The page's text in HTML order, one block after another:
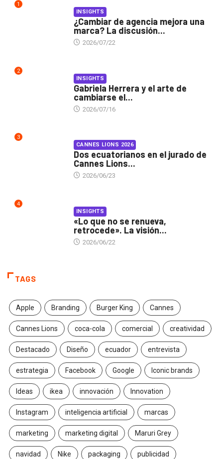
1
INSIGHTS
¿Cambiar de agencia mejora una
marca? La discusión...
2026/07/22
2
INSIGHTS
Gabriela Herrera y el arte de
cambiarse el...
2026/07/16
3
CANNES LIONS 2026
Dos ecuatorianos en el jurado de
Cannes Lions...
2026/06/23
4
INSIGHTS
«Lo que no se renueva,
retrocede». La visión...
2026/06/22
TAGS
Apple Branding Burger King Cannes
Cannes Lions coca-cola comercial creatividad
Destacado Diseño ecuador entrevista
estrategia Facebook Google Iconic brands
Ideas ikea innovación Innovation
Instagram inteligencia artificial marcas
marketing marketing digital Maruri Grey
navidad Nike packaging publicidad